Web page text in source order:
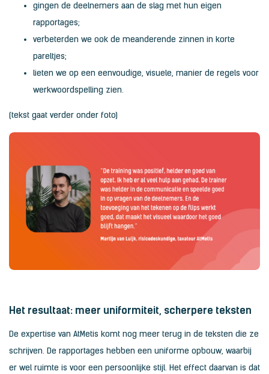
gingen de deelnemers aan de slag met hun eigen
rapportages;
verbeterden we ook de meanderende zinnen in korte
pareltjes;
lieten we op een eenvoudige, visuele, manier de regels voor
werkwoordspelling zien.
(tekst gaat verder onder foto)
Het resultaat: meer uniformiteit, scherpere teksten
De expertise van AtMetis komt nog meer terug in de teksten die ze
schrijven. De rapportages hebben een uniforme opbouw, waarbij
er wel ruimte is voor een persoonlijke stijl. Het effect daarvan is dat